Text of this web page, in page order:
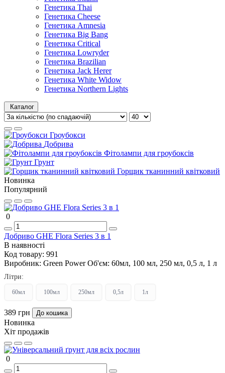
Генетика Thai
Генетика Cheese
Генетика Amnesia
Генетика Big Bang
Генетика Critical
Генетика Lowryder
Генетика Brazilian
Генетика Jack Herer
Генетика White Widow
Генетика Northern Lights
Каталог
Гроубокси
Добрива
Фітолампи для гроубоксів
Грунт
Горщик тканинний квітковий
Новинка
Популярний
0
Добриво GHE Flora Series 3 в 1
В наявності
Код товару: 991
Виробник: Green PowerОб'єм: 60мл, 100 мл, 250 мл, 0,5 л, 1 л
Літри:
60мл 100мл 250мл 0,5л 1л
389 грн До кошика
Новинка
Хіт продажів
0